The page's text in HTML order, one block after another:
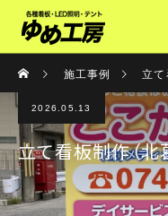
施工事例 立て
2026.05.13
立て看板制作（北